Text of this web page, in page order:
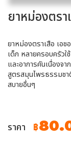
ยาหม่องตรา
ยาหม่องตราเสือ เอ
เด็ก หลายครอบครัวใ
และอาการคันเนื่องจ
สูตรสมุนไพรธรรมชา
สบายอื่นๆ
ราคา ฿